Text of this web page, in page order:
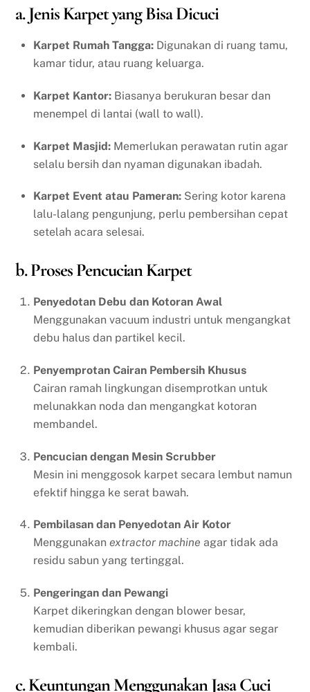
a. Jenis Karpet yang Bisa Dicuci
Karpet Rumah Tangga: Digunakan di ruang tamu,
kamar tidur, atau ruang keluarga.
Karpet Kantor: Biasanya berukuran besar dan
menempel di lantai (wall to wall).
Karpet Masjid: Memerlukan perawatan rutin agar
selalu bersih dan nyaman digunakan ibadah.
Karpet Event atau Pameran: Sering kotor karena
lalu-lalang pengunjung, perlu pembersihan cepat
setelah acara selesai.
b. Proses Pencucian Karpet
Penyedotan Debu dan Kotoran Awal
Menggunakan vacuum industri untuk mengangkat
debu halus dan partikel kecil.
Penyemprotan Cairan Pembersih Khusus
Cairan ramah lingkungan disemprotkan untuk
melunakkan noda dan mengangkat kotoran
membandel.
Pencucian dengan Mesin Scrubber
Mesin ini menggosok karpet secara lembut namun
efektif hingga ke serat bawah.
Pembilasan dan Penyedotan Air Kotor
Menggunakan extractor machine agar tidak ada
residu sabun yang tertinggal.
Pengeringan dan Pewangi
Karpet dikeringkan dengan blower besar,
kemudian diberikan pewangi khusus agar segar
kembali.
c. Keuntungan Menggunakan Jasa Cuci